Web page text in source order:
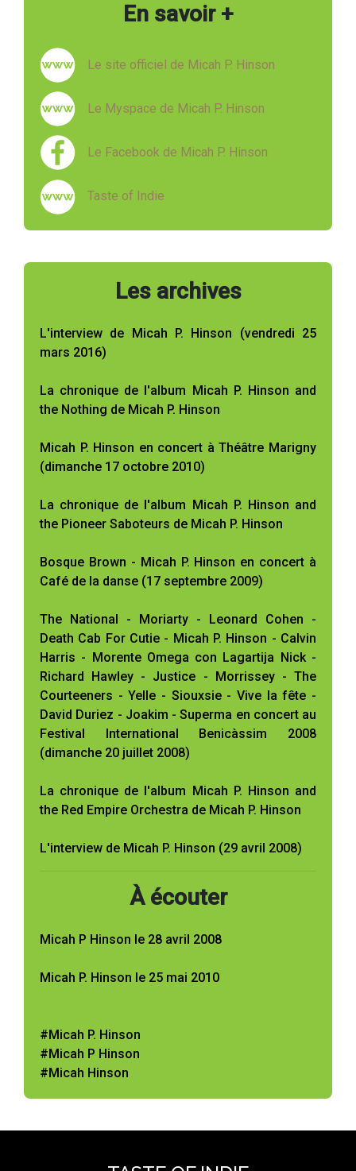
En savoir +
Le site officiel de Micah P. Hinson
Le Myspace de Micah P. Hinson
Le Facebook de Micah P. Hinson
Taste of Indie
Les archives
L'interview de Micah P. Hinson (vendredi 25
mars 2016)
La chronique de l'album Micah P. Hinson and
the Nothing de Micah P. Hinson
Micah P. Hinson en concert à Théâtre Marigny
(dimanche 17 octobre 2010)
La chronique de l'album Micah P. Hinson and
the Pioneer Saboteurs de Micah P. Hinson
Bosque Brown - Micah P. Hinson en concert à
Café de la danse (17 septembre 2009)
The National - Moriarty - Leonard Cohen -
Death Cab For Cutie - Micah P. Hinson - Calvin
Harris - Morente Omega con Lagartija Nick -
Richard Hawley - Justice - Morrissey - The
Courteeners - Yelle - Siouxsie - Vive la fête -
David Duriez - Joakim - Superma en concert au
Festival International Benicàssim 2008
(dimanche 20 juillet 2008)
La chronique de l'album Micah P. Hinson and
the Red Empire Orchestra de Micah P. Hinson
L'interview de Micah P. Hinson (29 avril 2008)
À écouter
Micah P Hinson le 28 avril 2008
Micah P. Hinson le 25 mai 2010
#Micah P. Hinson
#Micah P Hinson
#Micah Hinson